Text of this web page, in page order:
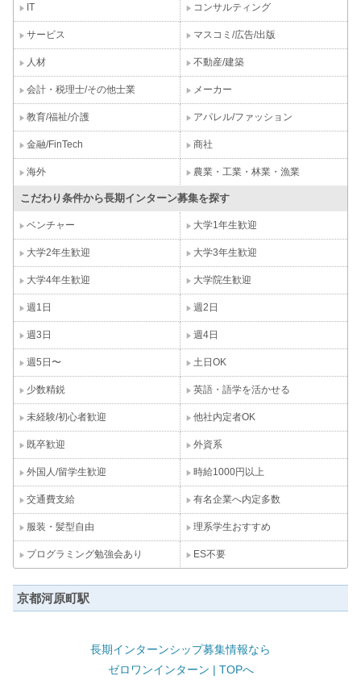
IT コンサルティング
サービス マスコミ/広告/出版
人材 不動産/建築
会計・税理士/その他士業 メーカー
教育/福祉/介護 アパレル/ファッション
金融/FinTech 商社
海外 農業・工業・林業・漁業
こだわり条件から長期インターン募集を探す
ベンチャー 大学1年生歓迎
大学2年生歓迎 大学3年生歓迎
大学4年生歓迎 大学院生歓迎
週1日 週2日
週3日 週4日
週5日〜 土日OK
少数精鋭 英語・語学を活かせる
未経験/初心者歓迎 他社内定者OK
既卒歓迎 外資系
外国人/留学生歓迎 時給1000円以上
交通費支給 有名企業へ内定多数
服装・髪型自由 理系学生おすすめ
プログラミング勉強会あり ES不要
京都河原町駅
長期インターンシップ募集情報なら
ゼロワンインターン | TOPへ